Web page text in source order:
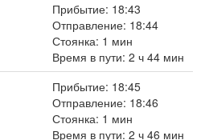
Прибытие: 18:43
Отправление: 18:44
Стоянка: 1 мин
Время в пути: 2 ч 44 мин
Прибытие: 18:45
Отправление: 18:46
Стоянка: 1 мин
Время в пути: 2 ч 46 мин